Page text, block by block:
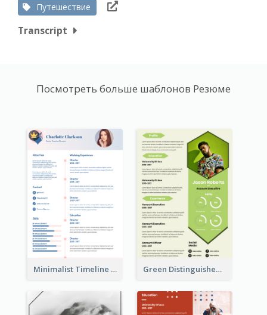
Путешествие
Transcript
Посмотреть больше шаблонов Резюме
Minimalist Timeline Medical Student Resume Green Distinguished Resume